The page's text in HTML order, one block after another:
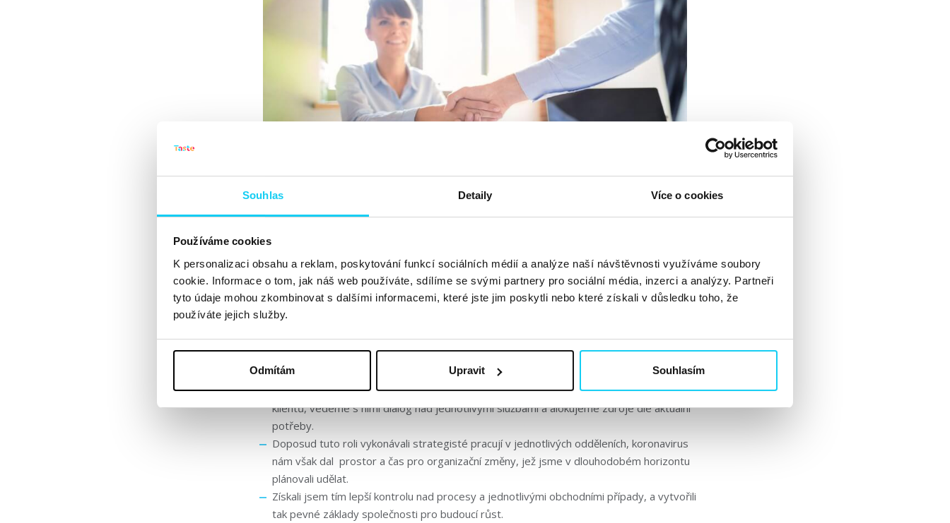
Souhlas Detaily Více o cookies
Používáme cookies
K personalizaci obsahu a reklam, poskytování funkcí sociálních médií a analýze naší návštěvnosti využíváme soubory
cookie. Informace o tom, jak náš web používáte, sdílíme se svými partnery pro sociální média, inzerci a analýzy. Partneři
tyto údaje mohou zkombinovat s dalšími informacemi, které jste jim poskytli nebo které získali v důsledku toho, že
používáte jejich služby.
Odmítám Upravit Souhlasím
Na situaci nereagoval jen obchod, ale samozřejmě i celý Taste.
Vytvořili jsme nové oddělení
V rámci našeho Cross-Channel přístupu dlouhodobě přemýšlíme nad potřebami našich
klientů, vedeme s nimi dialog nad jednotlivými službami a alokujeme zdroje dle aktuální
potřeby.
Doposud tuto roli vykonávali strategisté pracují v jednotlivých odděleních, koronavirus
nám však dal prostor a čas pro organizační změny, jež jsme v dlouhodobém horizontu
plánovali udělat.
Získali jsem tím lepší kontrolu nad procesy a jednotlivými obchodními případy, a vytvořili
tak pevné základy společnosti pro budoucí růst.